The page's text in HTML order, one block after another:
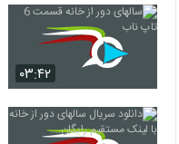
۰۳:۴۲